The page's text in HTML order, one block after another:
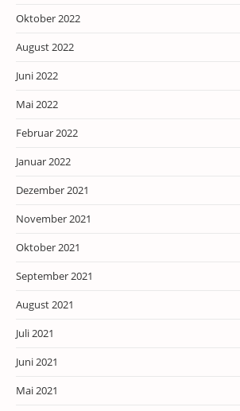
Oktober 2022
August 2022
Juni 2022
Mai 2022
Februar 2022
Januar 2022
Dezember 2021
November 2021
Oktober 2021
September 2021
August 2021
Juli 2021
Juni 2021
Mai 2021